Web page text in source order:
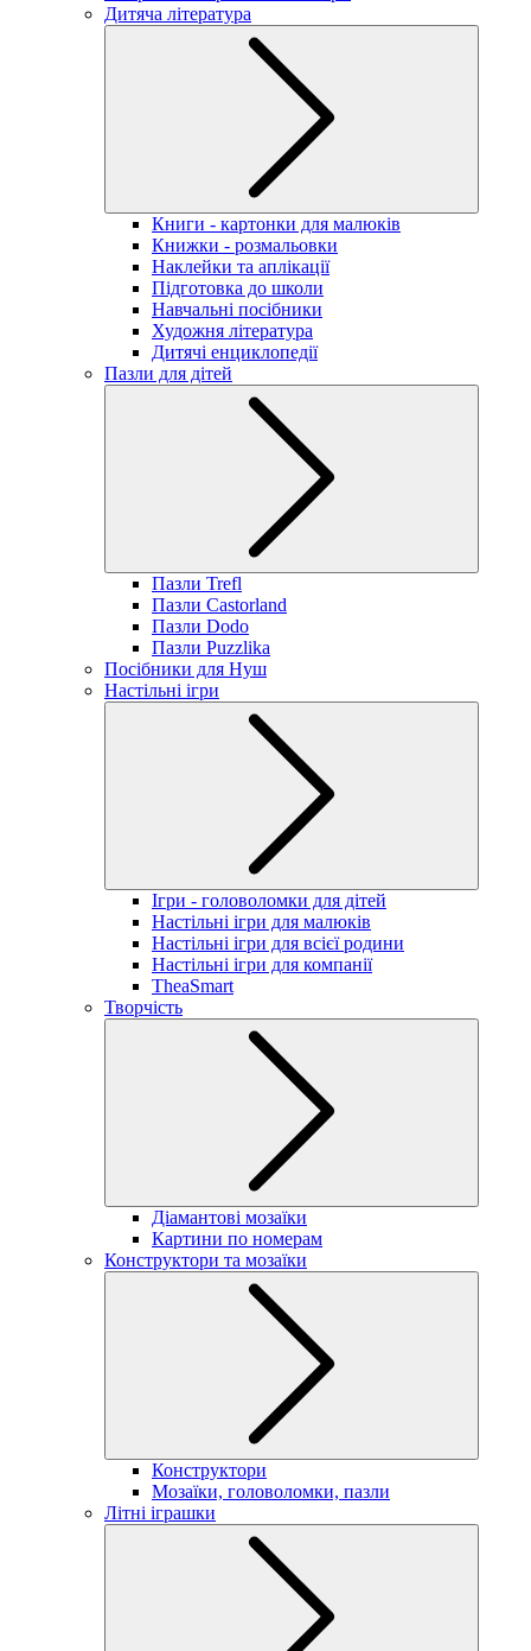
Дитяча література
Книги - картонки для малюків
Книжки - розмальовки
Наклейки та аплікації
Підготовка до школи
Навчальні посібники
Художня література
Дитячі енциклопедії
Пазли для дітей
Пазли Trefl
Пазли Castorland
Пазли Dodo
Пазли Puzzlika
Посібники для Нуш
Настільні ігри
Ігри - головоломки для дітей
Настільні ігри для малюків
Настільні ігри для всієї родини
Настільні ігри для компанії
TheaSmart
Творчість
Діамантові мозаїки
Картини по номерам
Конструктори та мозаїки
Конструктори
Мозаїки, головоломки, пазли
Літні іграшки